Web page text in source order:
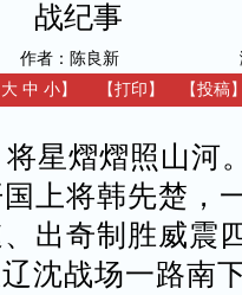
战纪事
作者：陈良新
大 中 小】 【打印 】 【投稿
星熠熠照山河
上将韩先楚，
出奇制胜威震
沈战场一路南